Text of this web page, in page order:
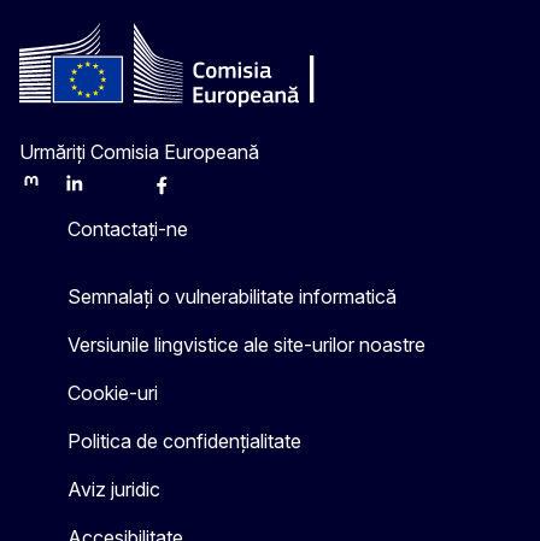
Urmăriți Comisia Europeană
MastodonLinkedInBlueskyFacebook
Contactați-ne
Semnalați o vulnerabilitate informatică
Versiunile lingvistice ale site-urilor noastre
Cookie-uri
Politica de confidențialitate
Aviz juridic